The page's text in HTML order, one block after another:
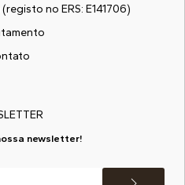
no ERS: E141706)
newsletter!